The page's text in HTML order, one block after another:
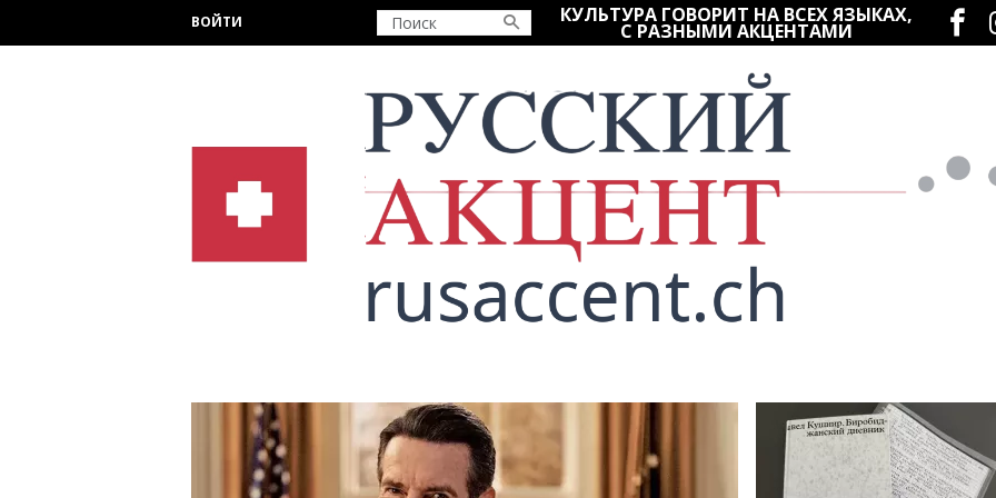
ВОЙТИ КУЛЬТУРА ГОВОРИТ НА ВСЕХ ЯЗЫКАХ,
С РАЗНЫМИ АКЦЕНТАМИ